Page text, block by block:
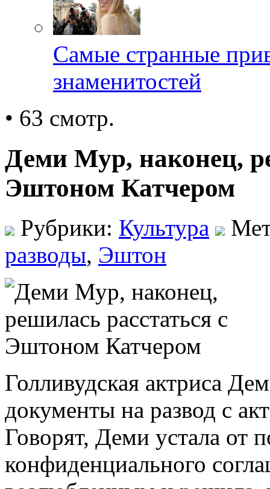
Самые странные
знаменитостей
• 63 смотр.
Деми Мур, наконец,
Эштоном Катчером
Рубрики: Культура
разводы, Эштон
Голливудская актриса
документы на развод с
Говорят, Деми устала от
конфиденциального